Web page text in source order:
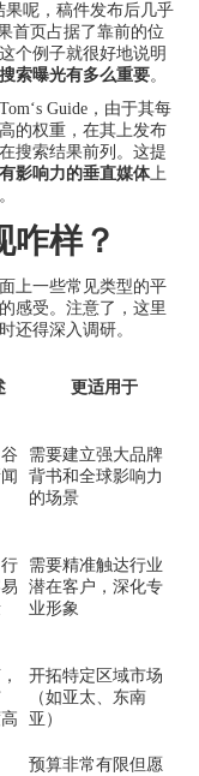
呢，稿件发布后几乎
首页占据了靠前的位
个例子就很好地说明
索曝光有多么重要。
Guide，由于其每
的权重，在其上发布
搜索结果前列。这提
影响力的垂直媒体上
咋样？
上一些常见类型的平
感受。注意了，这里
还得深入调研。
更适用于
需要建立强大品牌
背书和全球影响力
的场景
需要精准触达行业
潜在客户，深化专
业形象
开拓特定区域市场
（如亚太、东南
亚）
预算非常有限但愿